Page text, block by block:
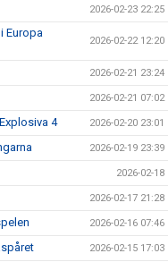
2026-02-23 22:25
Europa
2026-02-22 12:20
2026-02-21 23:24
2026-02-21 07:02
4 2026-02-20 23:01
2026-02-19 23:39
2026-02-18
2026-02-17 21:28
2026-02-16 07:46
2026-02-15 17:03